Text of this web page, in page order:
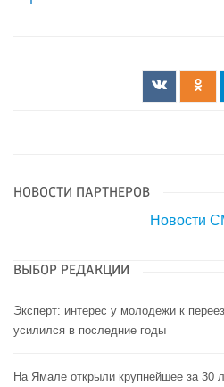
НОВОСТИ ПАРТНЕРОВ
Новости
ВЫБОР РЕДАКЦИИ
Эксперт: интерес у молодежи к
усилился в последние годы
На Ямале открыли крупнейшее за 30